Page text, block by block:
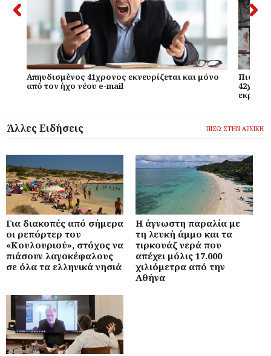
Απηυδισμένος 41χρονος εκνευρίζεται και μόνο
από τον ήχο νέου e-mail
Πιο
Άλλες Ειδήσεις ΠΙΣΩ ΣΤΗΝ ΑΡΧΙΚΗ
Για διακοπές από σήμερα
οι ρεπόρτερ του
«Κουλουριού», στόχος να
πιάσουν λαγοκέφαλους
σε όλα τα ελληνικά νησιά
Η άγνωστη παραλία με
τη λευκή άμμο και τα
τιρκουάζ νερά που
απέχει μόλις 17.000
χιλιόμετρα από την
Αθήνα